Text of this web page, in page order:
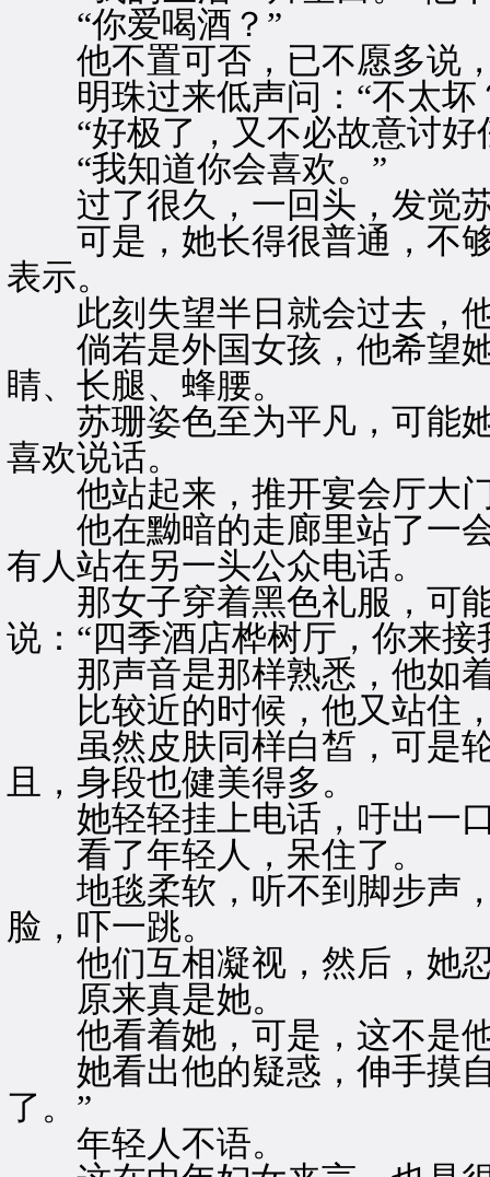
“你爱喝酒？”
他不置可否，已不愿多说
明珠过来低声问：“不太坏
“好极了，又不必故意讨好
“我知道你会喜欢。”
过了很久，一回头，发觉苏
可是，她长得很普通，不够
表示。
此刻失望半日就会过去，
倘若是外国女孩，他希望她
睛、长腿、蜂腰。
苏珊姿色至为平凡，可能她
喜欢说话。
他站起来，推开宴会厅大门
他在黝暗的走廊里站了一会
有人站在另一头公众电话。
那女子穿着黑色礼服，可能
说：“四季酒店桦树厅，你来接
那声音是那样熟悉，他如
比较近的时候，他又站住
虽然皮肤同样白皙，可是轮
且，身段也健美得多。
她轻轻挂上电话，吁出一
看了年轻人，呆住了。
地毯柔软，听不到脚步声，
脸，吓一跳。
他们互相凝视，然后，她忍
原来真是她。
他看着她，可是，这不是
她看出他的疑惑，伸手摸自
了。”
年轻人不语。